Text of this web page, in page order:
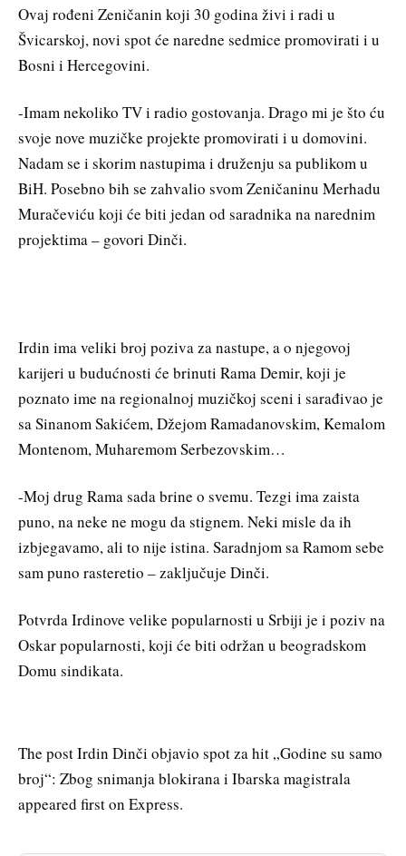
Ovaj rođeni Zeničanin koji 30 godina živi i radi u
Švicarskoj, novi spot će naredne sedmice promovirati i u
Bosni i Hercegovini.
-Imam nekoliko TV i radio gostovanja. Drago mi je što ću
svoje nove muzičke projekte promovirati i u domovini.
Nadam se i skorim nastupima i druženju sa publikom u
BiH. Posebno bih se zahvalio svom Zeničaninu Merhadu
Muračeviću koji će biti jedan od saradnika na narednim
projektima – govori Dinči.
Irdin ima veliki broj poziva za nastupe, a o njegovoj
karijeri u budućnosti će brinuti Rama Demir, koji je
poznato ime na regionalnoj muzičkoj sceni i sarađivao je
sa Sinanom Sakićem, Džejom Ramadanovskim, Kemalom
Montenom, Muharemom Serbezovskim…
-Moj drug Rama sada brine o svemu. Tezgi ima zaista
puno, na neke ne mogu da stignem. Neki misle da ih
izbjegavamo, ali to nije istina. Saradnjom sa Ramom sebe
sam puno rasteretio – zaključuje Dinči.
Potvrda Irdinove velike popularnosti u Srbiji je i poziv na
Oskar popularnosti, koji će biti održan u beogradskom
Domu sindikata.
The post Irdin Dinči objavio spot za hit „Godine su samo
broj“: Zbog snimanja blokirana i Ibarska magistrala
appeared first on Express.